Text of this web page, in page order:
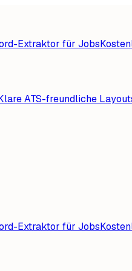
Extraktor für Jobs
ATS-freundliche
Extraktor für Jobs